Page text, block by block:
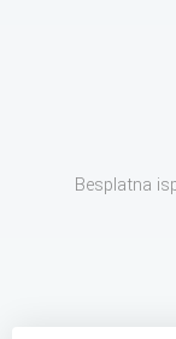
Besplatna